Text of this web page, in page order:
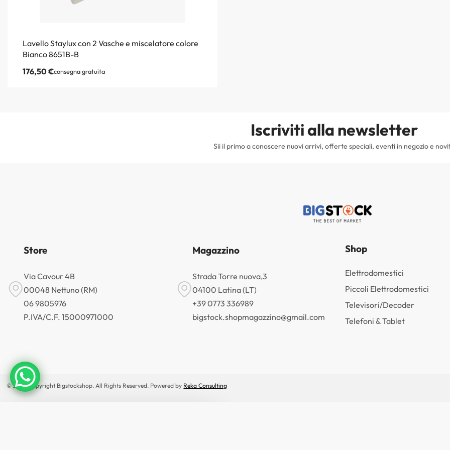
Lavello Staylux con 2 Vasche e miscelatore colore
Bianco 8651B-B
176,50€consegna gratuita
Iscriviti alla newsletter
Sii il primo a conoscere nuovi arrivi, offerte speciali, eventi in negozio e
Store
Via Cavour 4B
00048 Nettuno (RM)
06 9805976
P.IVA/C.F. 15000971000
Magazzino
Strada Torre nuova,3
04100 Latina (LT)
+39 0773 336989
bigstock.shopmagazzino@gmail.com
Shop
Elettrodomestici
Piccoli Elettrodomestici
Televisori/Decoder
Telefoni & Tablet
© 2026 Copyright Bigstockshop. All Rights Reserved. Powered by Reka Consulting